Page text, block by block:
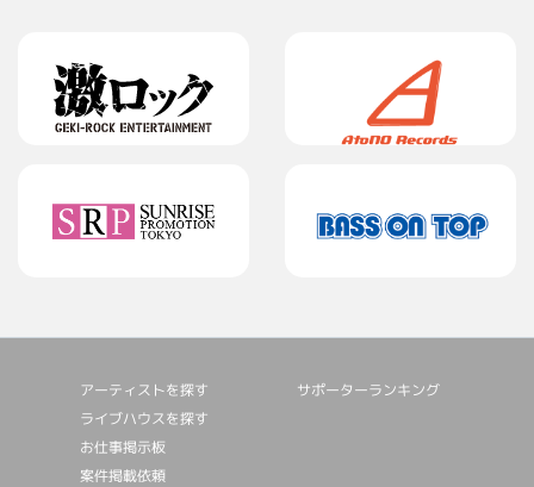
アーティストを探す
ライブハウスを探す
お仕事掲⽰板
案件掲載依頼
サポーターランキング